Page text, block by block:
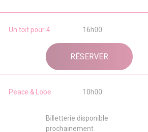
Un toit pour 4 16h00
RÉSERVER
Peace & Lobe 10h00
Billetterie disponible
prochainement